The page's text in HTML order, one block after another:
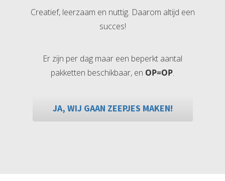
Creatief, leerzaam en nuttig. Daarom altijd een
succes!
Er zijn per dag maar een beperkt aantal
pakketten beschikbaar, en OP=OP.
JA, WIJ GAAN ZEEPJES MAKEN!